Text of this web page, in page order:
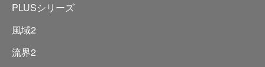
PLUSシリーズ
風域2
流界2